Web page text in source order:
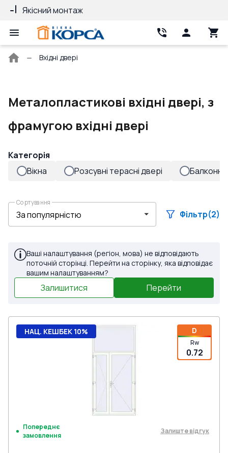
Якісний монтаж
Головна
Вхідні двері
Металопластикові вхідні двері, з
фрамугою вхідні двері
Категорія
Вікна
Розсувні терасні двері Балконні
Сортування
Фільтр(2)
Ваші налаштування (регіон, мова) не відповідають
поточній сторінці. Перейти на сторінку, яка відповідає
вашим налаштуванням?
Залишитися Перейти
D
Rw
0.72
НАЦ. КЕШБЕК 10%
Попереднє
замовлення
Залиште відгук